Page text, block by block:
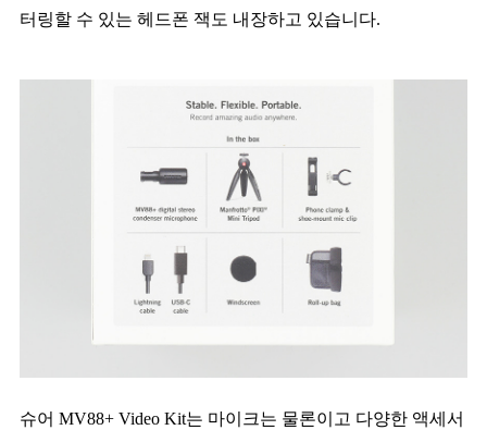
터링할 수 있는 헤드폰 잭도 내장하고 있습니다.
슈어 MV88+ Video Kit는 마이크는 물론이고 다양한 액세서